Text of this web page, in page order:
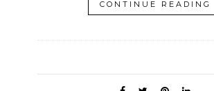
CONTINUE READING